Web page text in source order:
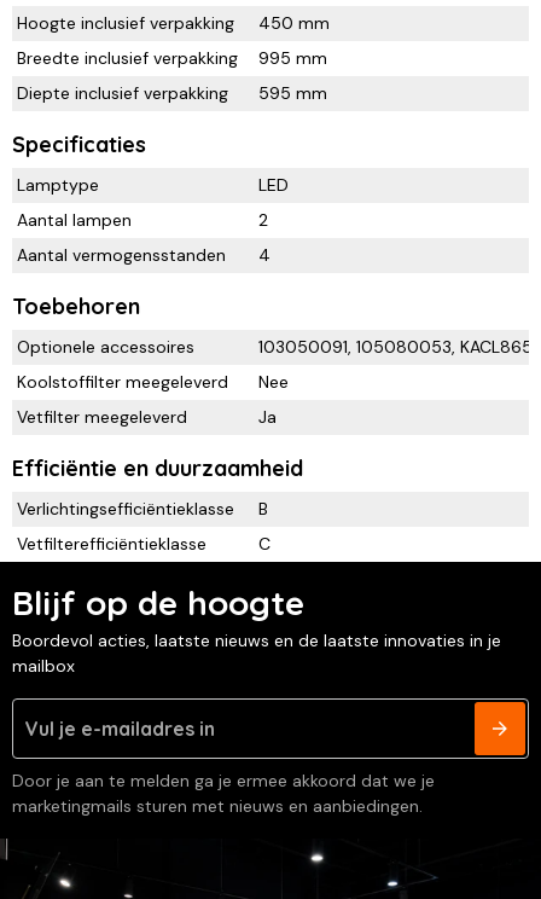
Hoogte inclusief verpakking
450 mm
Breedte inclusief verpakking
995 mm
Diepte inclusief verpakking
595 mm
Specificaties
Lamptype
LED
Aantal lampen
2
Aantal vermogensstanden
4
Toebehoren
Optionele accessoires
103050091, 105080053,
Koolstoffilter meegeleverd
Nee
Vetfilter meegeleverd
Ja
Efficiëntie en duurzaamheid
Verlichtingsefficiëntieklasse
B
Vetfilterefficiëntieklasse
C
Blijf op de hoogte
Boordevol acties, laatste nieuws en de laatste innovaties in je
mailbox
Door je aan te melden ga je ermee akkoord dat we je
marketingmails sturen met nieuws en aanbiedingen.